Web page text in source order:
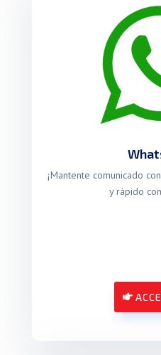
¡Mantente comunicado
y rápido